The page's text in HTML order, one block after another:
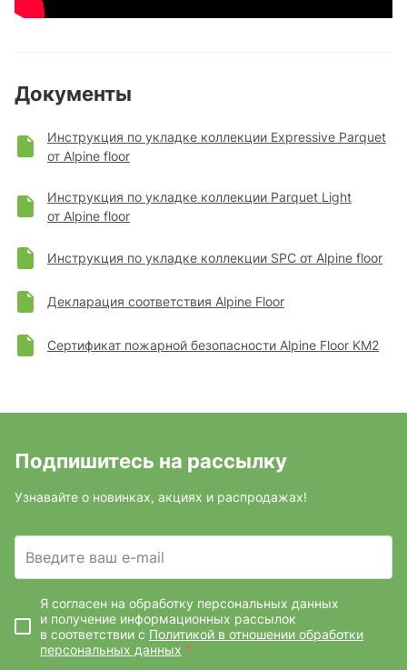
Документы
Инструкция по укладке коллекции Expressive Parquet
от Alpine floor
Инструкция по укладке коллекции Parquet Light
от Alpine floor
Инструкция по укладке коллекции SPC от Alpine floor
Декларация соответствия Alpine Floor
Сертификат пожарной безопасности Alpine Floor KM2
Подпишитесь на рассылку
Узнавайте о новинках, акциях и распродажах!
Введите ваш e-mail
Я согласен на обработку персональных данных
и получение информационных рассылок
в соответствии с Политикой в отношении обработки
персональных данных *